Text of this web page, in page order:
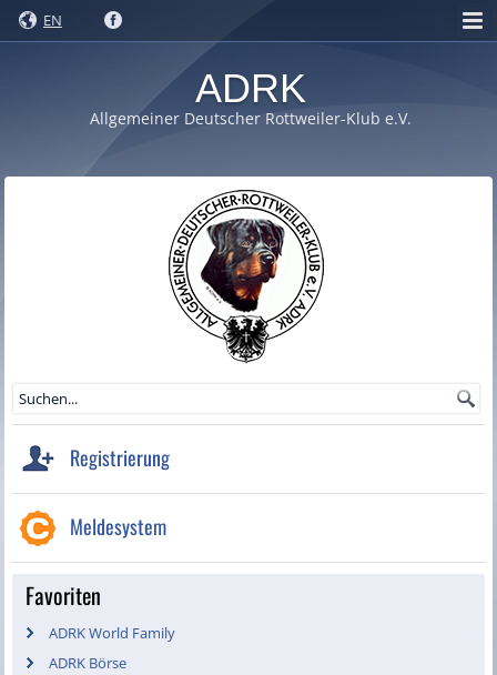
EN
ADRK
Allgemeiner Deutscher Rottweiler-Klub e.V.
Registrierung
Meldesystem
Favoriten
ADRK World Family
ADRK Börse